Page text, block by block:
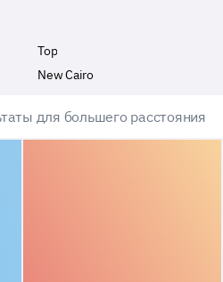
Top
New Cairo
для большего расстояния